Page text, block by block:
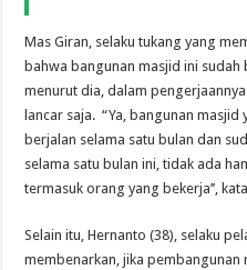
Mas Giran, selaku tukang yang
bahwa bangunan masjid ini sudah
menurut dia, dalam
lancar saja. “Ya, bangunan
berjalan selama satu bulan dan
selama satu bulan ini, tidak ada
termasuk orang yang bekerja’’,
Selain itu, Hernanto (38), selaku
membenarkan, jika